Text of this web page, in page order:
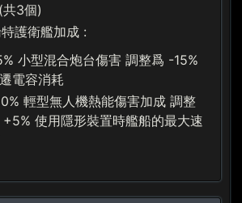
3個)
護衛艦加成 :
小型混合炮台傷害 調整爲 -15%
電容消耗
輕型無人機熱能傷害加成 調整
+5% 使用隱形裝置時艦船的最大速